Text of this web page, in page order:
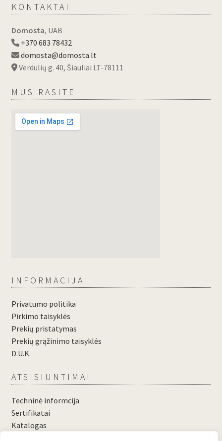
KONTAKTAI
Domosta, UAB
+370 683 78432
domosta@domosta.lt
Verdulių g. 40, Šiauliai LT-78111
MUS RASITE
INFORMACIJA
Privatumo politika
Pirkimo taisyklės
Prekių pristatymas
Prekių grąžinimo taisyklės
D.U.K.
ATSISIUNTIMAI
Techninė informcija
Sertifikatai
Katalogas